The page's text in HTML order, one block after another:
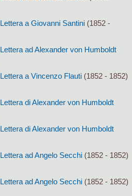
Lettera a Giovanni Santini (1852 -
Lettera ad Alexander von Humboldt
Lettera a Vincenzo Flauti (1852 - 1852)
Lettera di Alexander von Humboldt
Lettera di Alexander von Humboldt
Lettera ad Angelo Secchi (1852 - 1852)
Lettera ad Angelo Secchi (1852 - 1852)